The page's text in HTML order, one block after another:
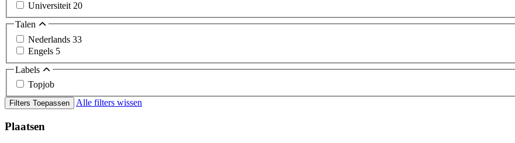
Universiteit 20
Talen
Nederlands 33
Engels 5
Labels
Topjob
Filters Toepassen Alle filters wissen
Plaatsen